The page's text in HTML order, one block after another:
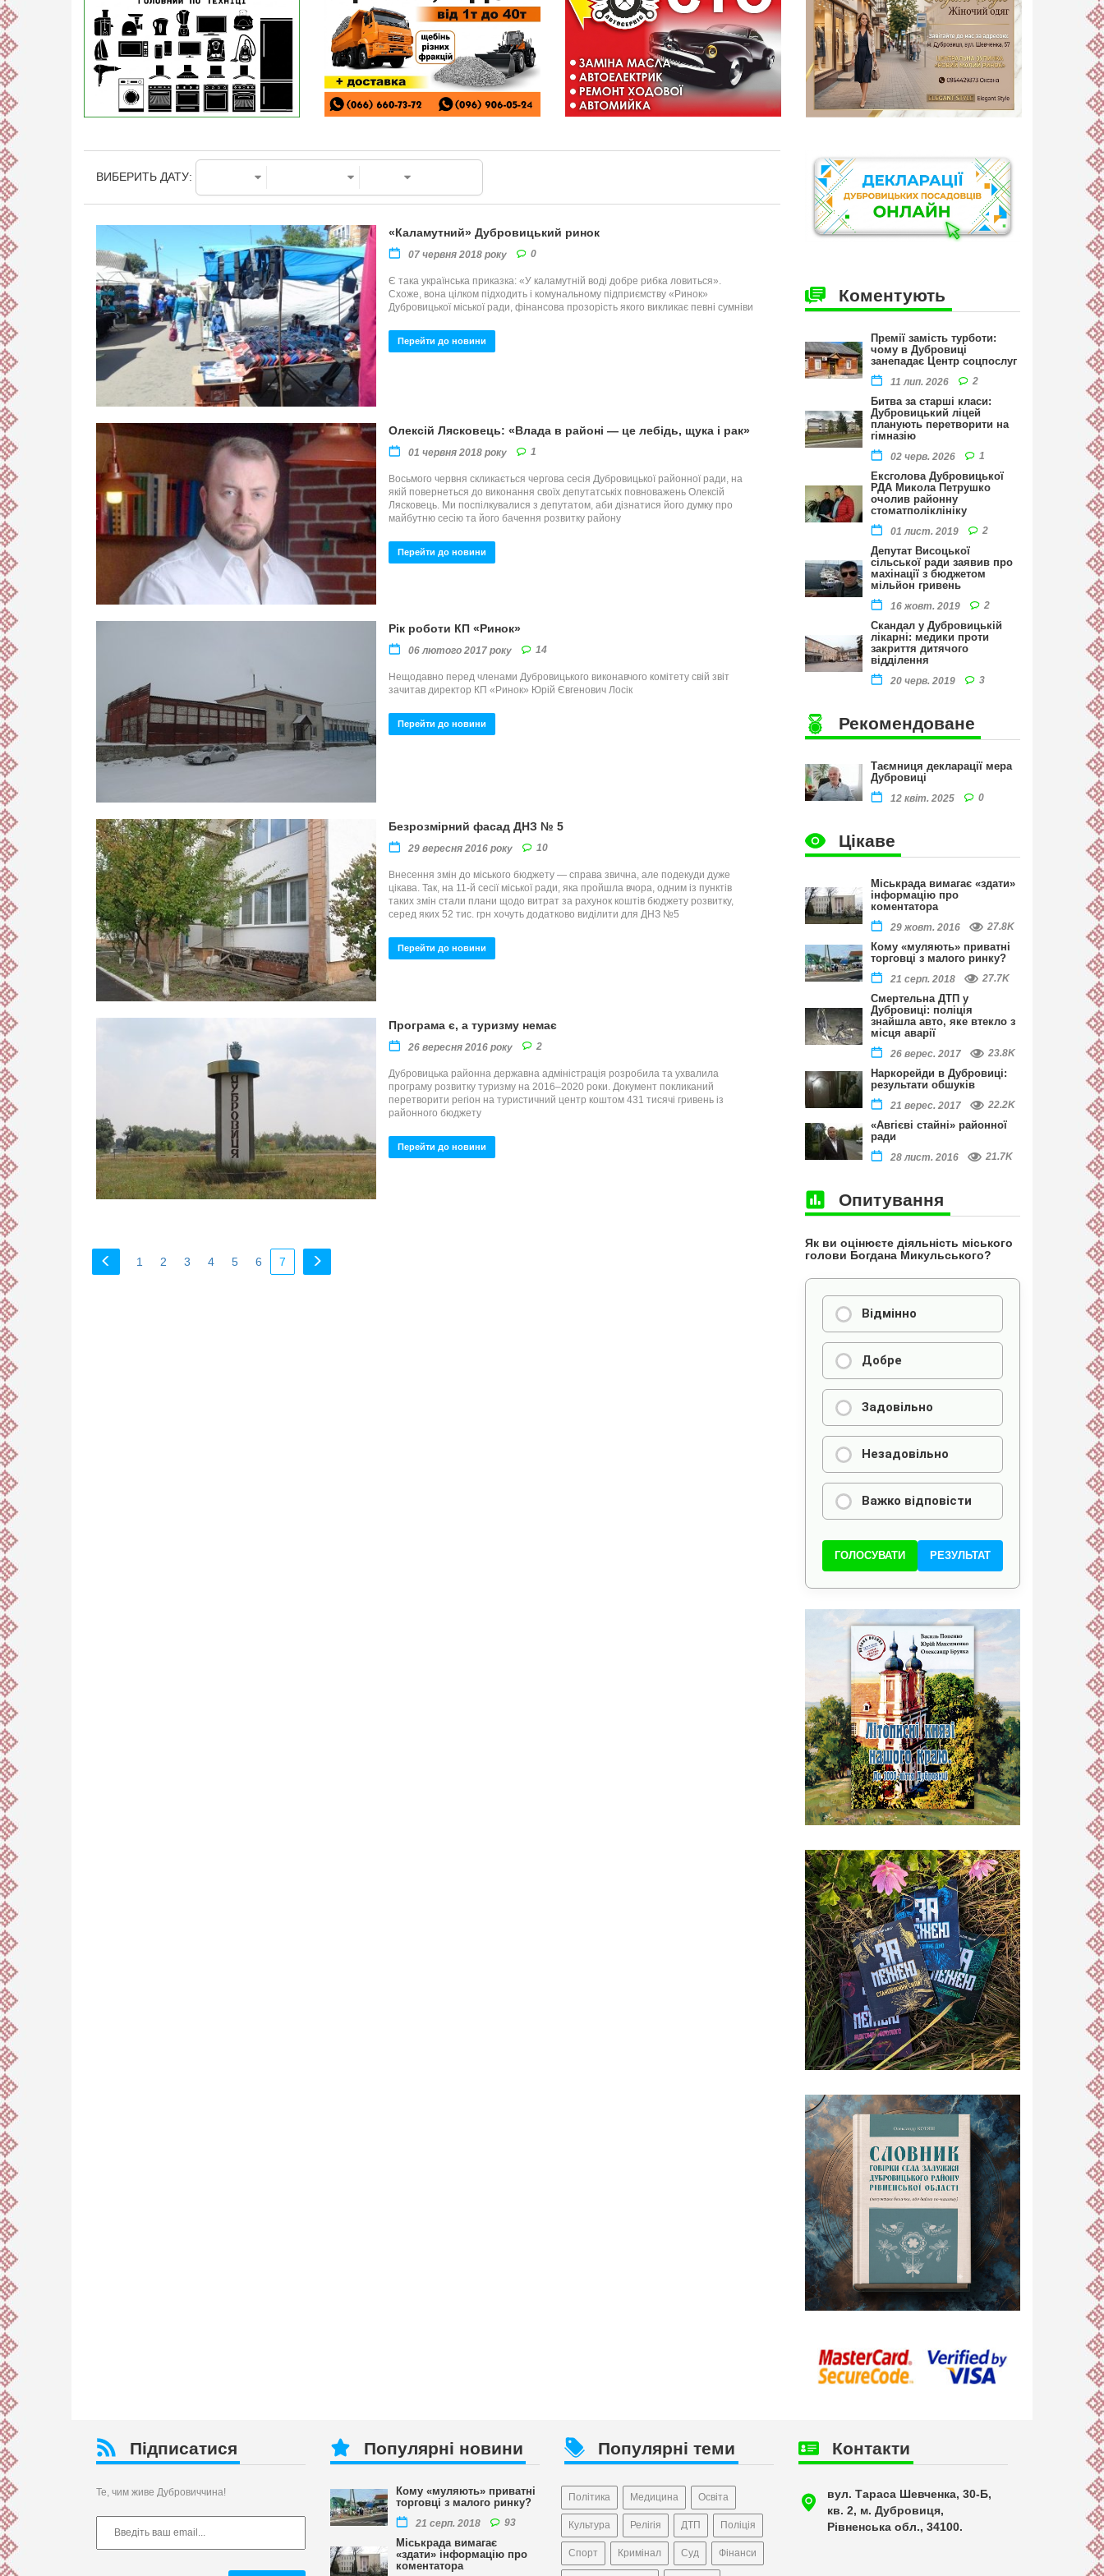
ВИБЕРИТЬ ДАТУ:
«Каламутний» Дубровицький ринок
07 червня 2018 року 0
Є така українська приказка: «У каламутній воді добре рибка ловиться».
Схоже, вона цілком підходить і комунальному підприємству «Ринок»
Дубровицької міської ради, фінансова прозорість якого викликає певні сумніви
Перейти до новини
Олексій Лясковець: «Влада в районі — це лебідь, щука і рак»
01 червня 2018 року 1
Восьмого червня скликається чергова сесія Дубровицької районної ради, на
якій повернеться до виконання своїх депутатськіх повноважень Олексій
Лясковець. Ми поспілкувалися з депутатом, аби дізнатися його думку про
майбутню сесію та його бачення розвитку району
Перейти до новини
Рік роботи КП «Ринок»
06 лютого 2017 року 14
Нещодавно перед членами Дубровицького виконавчого комітету свій звіт
зачитав директор КП «Ринок» Юрій Євгенович Лосік
Перейти до новини
Безрозмірний фасад ДНЗ № 5
29 вересня 2016 року 10
Внесення змін до міського бюджету — справа звична, але подекуди дуже
цікава. Так, на 11-й сесії міської ради, яка пройшла вчора, одним із пунктів
таких змін стали плани щодо витрат за рахунок коштів бюджету розвитку,
серед яких 52 тис. грн хочуть додатково виділити для ДНЗ №5
Перейти до новини
Програма є, а туризму немає
26 вересня 2016 року 2
Дубровицька районна державна адміністрація розробила та ухвалила
програму розвитку туризму на 2016–2020 роки. Документ покликаний
перетворити регіон на туристичний центр коштом 431 тисячі гривень із
районного бюджету
Перейти до новини
1 2 3 4 5 6 7
Коментують
Премії замість турботи:
чому в Дубровиці
занепадає Центр соцпослуг
11 лип. 2026 2
Битва за старші класи:
Дубровицький ліцей
планують перетворити на
гімназію
02 черв. 2026 1
Ексголова Дубровицької
РДА Микола Петрушко
очолив районну
стоматполіклініку
01 лист. 2019 2
Депутат Висоцької
сільської ради заявив про
махінації з бюджетом
мільйон гривень
16 жовт. 2019 2
Скандал у Дубровицькій
лікарні: медики проти
закриття дитячого
відділення
20 черв. 2019 3
Рекомендоване
Таємниця декларації мера
Дубровиці
12 квіт. 2025 0
Цікаве
Міськрада вимагає «здати»
інформацію про
коментатора
29 жовт. 2016 27.8K
Кому «муляють» приватні
торговці з малого ринку?
21 серп. 2018 27.7K
Смертельна ДТП у
Дубровиці: поліція
знайшла авто, яке втекло з
місця аварії
26 верес. 2017 23.8K
Наркорейди в Дубровиці:
результати обшуків
21 верес. 2017 22.2K
«Авгієві стайні» районної
ради
28 лист. 2016 21.7K
Опитування
Як ви оцінюєте діяльність міського
голови Богдана Микульського?
Відмінно
Добре
Задовільно
Незадовільно
Важко відповісти
ГОЛОСУВАТИ РЕЗУЛЬТАТ
Підписатися
Те, чим живе Дубровиччина!
Популярні новини
Кому «муляють» приватні
торговці з малого ринку?
21 серп. 2018 93
Міськрада вимагає
«здати» інформацію про
коментатора
Популярні теми
Політика Медицина Освіта
Культура Релігія ДТП Поліція
Спорт Кримінал Суд Фінанси
Контакти
вул. Тараса Шевченка, 30-Б,
кв. 2, м. Дубровиця,
Рівненська обл., 34100.